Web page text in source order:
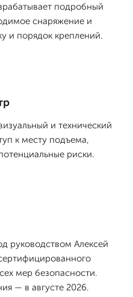
подробный
снаряжение и
и порядок креплений.
и технический
к месту подъема,
риски.
руководством Алексей
мер безопасности.
— в августе 2026.